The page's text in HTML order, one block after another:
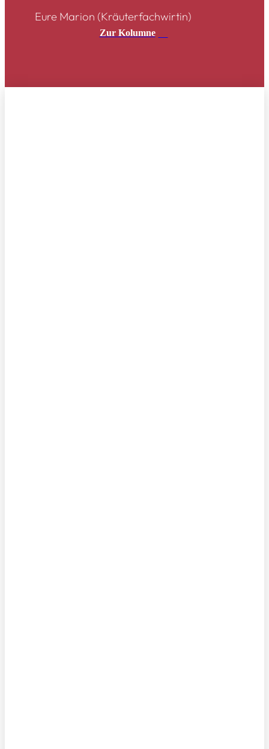
Eure Marion (Kräuterfachwirtin)
Zur Kolumne